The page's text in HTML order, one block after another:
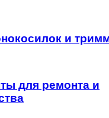
и
для ремонта и